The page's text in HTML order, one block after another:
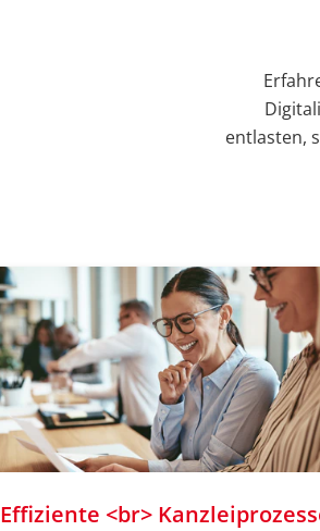
entlasten,
Effiziente <br>